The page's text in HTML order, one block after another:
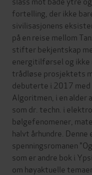
fortelling, der ikke
sivilisasjonens
på en reise mellom
stifter bekjentskap
energitilførsel og ikke
trådløse prosjektets
debuterte i 2017
Algoritmen, i en alder
som dr. techn. i
bølgefenomener,
halvt århundre.
spenningsromanen
som er andre bok i
om høyaktuelle